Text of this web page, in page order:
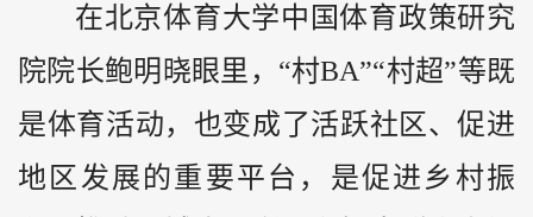
在北京体育大学中国体育政策研究
院院长鲍明晓眼里，“村BA”“村超”等既
是体育活动，也变成了活跃社区、促进
地区发展的重要平台，是促进乡村振